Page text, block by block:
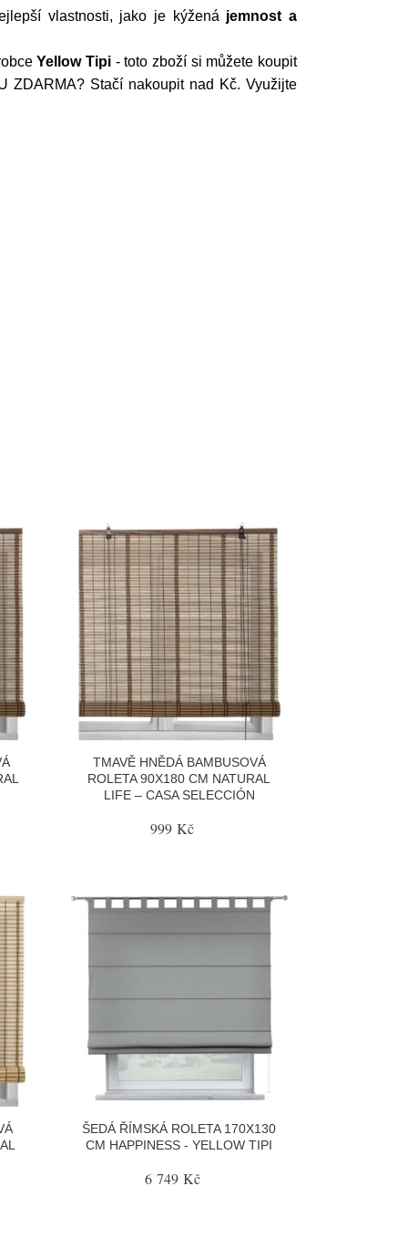
vlastnosti, jako je kýžená jemnost a
Yellow Tipi- toto zboží si můžete koupit
ZDARMA? Stačí nakoupit nad Kč. Využijte
TMAVĚ HNĚDÁ BAMBUSOVÁ
ROLETA 90X180 CM NATURAL
LIFE – CASA SELECCIÓN
999 Kč
ŠEDÁ ŘÍMSKÁ ROLETA 170X130
CM HAPPINESS - YELLOW TIPI
6 749 Kč